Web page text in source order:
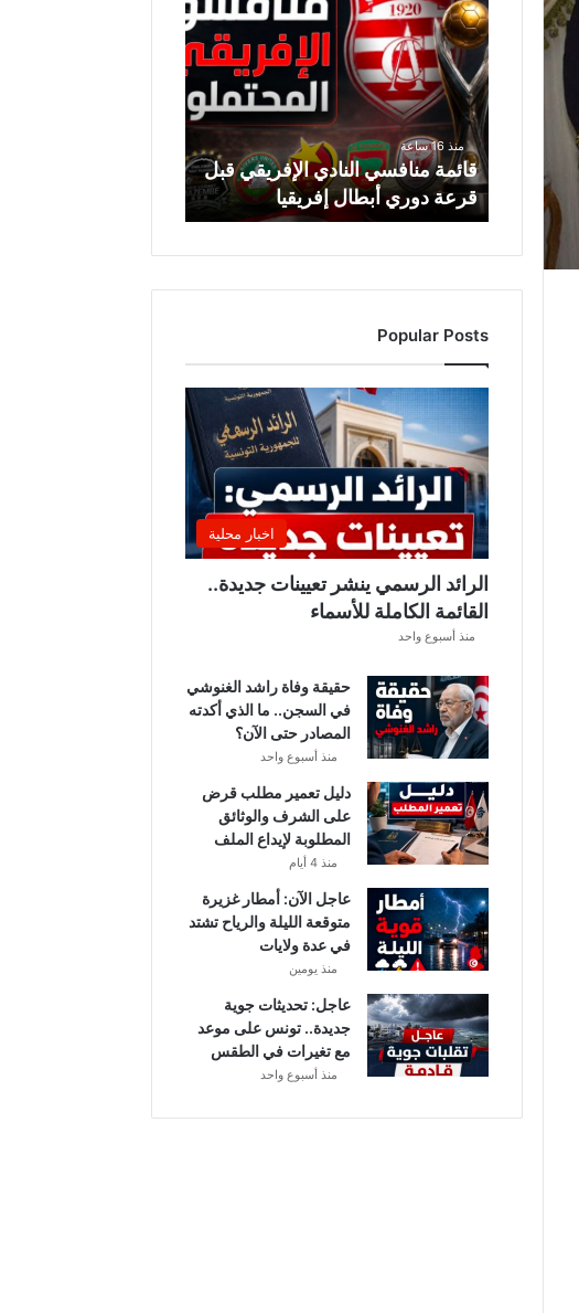
ا
ئ
م
ة
م
ن
ا
ف
س
ي
ن
د
ي
ا
ف
ر
ي
ق
ي
ب
ل
ع
ة
د
و
ر
ي
أ
ب
ا
ل
إ
ف
ق
ي
ا
منذ 16 ساعة
قائمة منافسي النادي الإفريقي قبل
قرعة دوري أبطال إفريقيا
Popular Posts
اخبار محلية
الرائد الرسمي ينشر تعيينات جديدة..
القائمة الكاملة للأسماء
منذ أسبوع واحد
حقيقة وفاة راشد الغنوشي
في السجن.. ما الذي أكدته
المصادر حتى الآن؟
منذ أسبوع واحد
دليل تعمير مطلب قرض
على الشرف والوثائق
المطلوبة لإيداع الملف
منذ 4 أيام
عاجل الآن: أمطار غزيرة
متوقعة الليلة والرياح تشتد
في عدة ولايات
منذ يومين
عاجل: تحديثات جوية
جديدة.. تونس على موعد
مع تغيرات في الطقس
منذ أسبوع واحد